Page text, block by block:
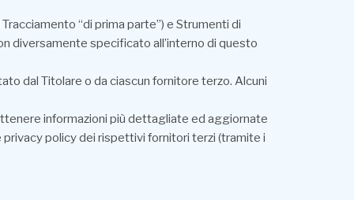
“di prima parte”) e Strumenti di
diversamente specificato all’interno di questo
dal Titolare o da ciascun fornitore terzo. Alcuni
informazioni più dettagliate ed aggiornate
privacy policy dei rispettivi fornitori terzi (tramite i